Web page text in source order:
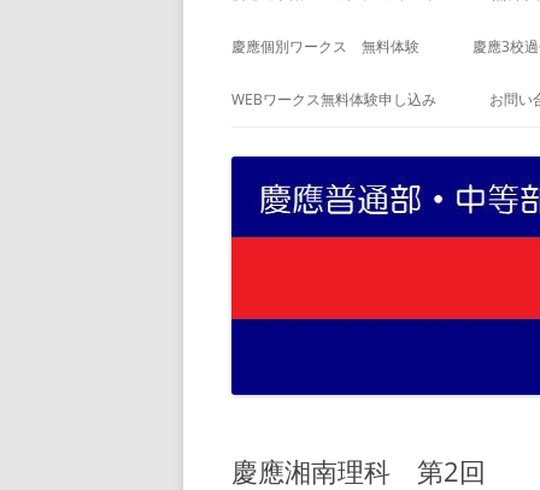
慶應個別ワークス 無料体験 慶應3校
WEBワークス無料体験申し込み お問い
慶應湘南理科 第2回